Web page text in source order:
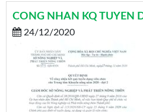
CONG NHAN KQ TUYEN
24/12/2020